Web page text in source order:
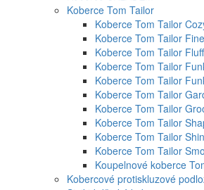
Koberce Tom Tailor
Koberce Tom Tailor
Koberce Tom Tailor
Koberce Tom Tailor
Koberce Tom Tailor
Koberce Tom Tailor
Koberce Tom Tailor
Koberce Tom Tailor
Koberce Tom Tailor
Koberce Tom Tailor
Koberce Tom Tailor
Koupelnové koberce
Kobercové protiskluzové